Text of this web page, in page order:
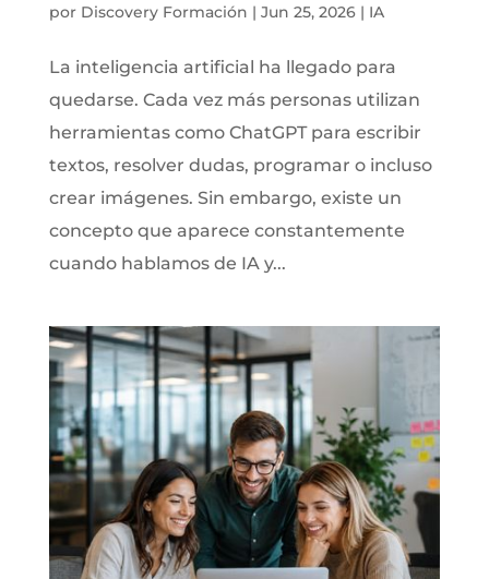
por Discovery Formación | Jun 25, 2026| IA
La inteligencia artificial ha llegado para
quedarse. Cada vez más personas utilizan
herramientas como ChatGPT para escribir
textos, resolver dudas, programar o incluso
crear imágenes. Sin embargo, existe un
concepto que aparece constantemente
cuando hablamos de IA y...